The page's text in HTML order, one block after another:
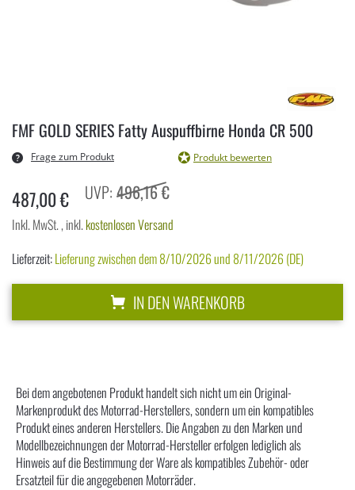
der
Bildergalerie
springen
FMF GOLD SERIES Fatty Auspuffbirne Honda CR 500
Frage zum Produkt Produkt bewerten
487,00 € 496,16 €
Inkl. MwSt.,inkl.kostenlosen Versand
Lieferzeit:Lieferung zwischen dem 8/10/2026 und 8/11/2026 (DE)
IN DEN WARENKORB
Bei dem angebotenen Produkt handelt sich nicht um ein Original-
Markenprodukt des Motorrad-Herstellers, sondern um ein kompatibles
Produkt eines anderen Herstellers. Die Angaben zu den Marken und
Modellbezeichnungen der Motorrad-Hersteller erfolgen lediglich als
Hinweis auf die Bestimmung der Ware als kompatibles Zubehör- oder
Ersatzteil für die angegebenen Motorräder.